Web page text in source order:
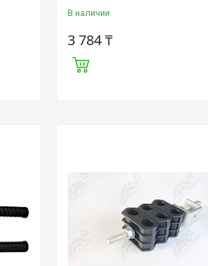
В наличии
3 784 ₸